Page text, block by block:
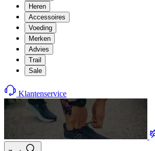
Heren
Accessoires
Voeding
Merken
Advies
Trail
Sale
Klantenservice